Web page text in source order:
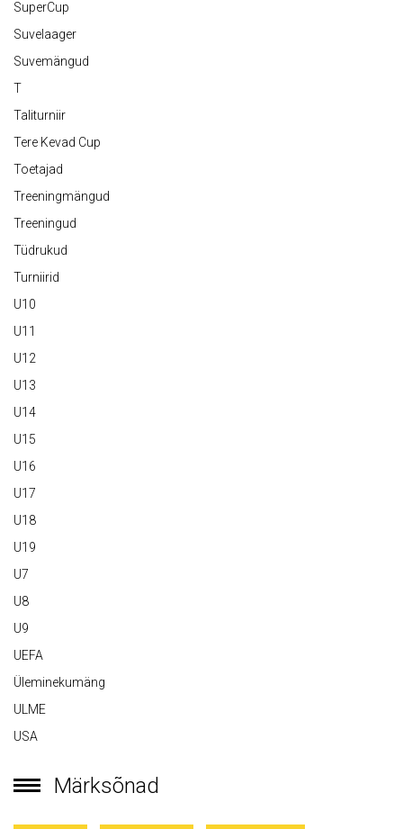
SuperCup
Suvelaager
Suvemängud
T
Taliturniir
Tere Kevad Cup
Toetajad
Treeningmängud
Treeningud
Tüdrukud
Turniirid
U10
U11
U12
U13
U14
U15
U16
U17
U18
U19
U7
U8
U9
UEFA
Üleminekumäng
ULME
USA
Märksõnad